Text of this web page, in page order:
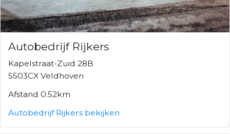
Autobedrijf Rijkers
Kapelstraat-Zuid 28B
5503CX Veldhoven
Afstand 0.52km
Autobedrijf Rijkers bekijken